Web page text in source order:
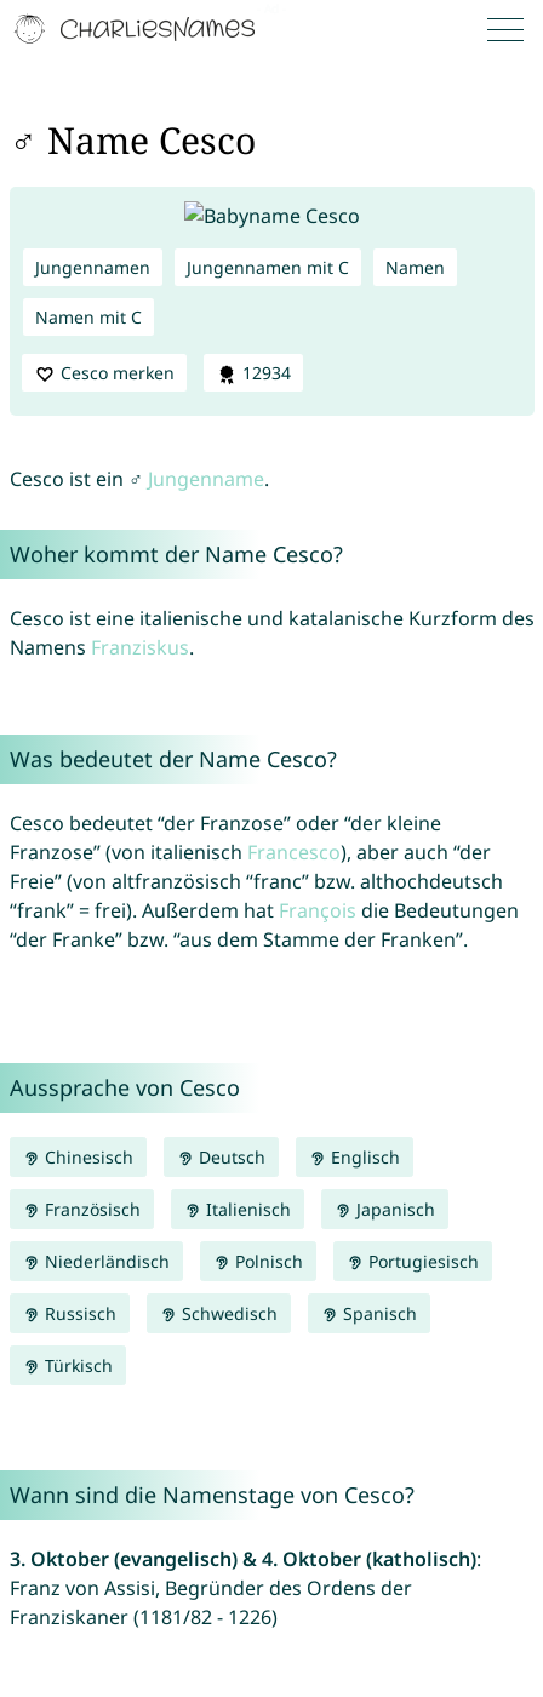
♂ Name Cesco
Jungennamen Jungennamen mit C Namen
Namen mit C
Cesco merken 12934
Cesco ist ein ♂ Jungenname.
Woher kommt der Name Cesco?
Cesco ist eine italienische und katalanische Kurzform des
Namens Franziskus.
Was bedeutet der Name Cesco?
Cesco bedeutet “der Franzose” oder “der kleine
Franzose” (von italienisch Francesco), aber auch “der
Freie” (von altfranzösisch “franc” bzw. althochdeutsch
“frank” = frei). Außerdem hat François die Bedeutungen
“der Franke” bzw. “aus dem Stamme der Franken”.
Aussprache von Cesco
Chinesisch Deutsch Englisch
Französisch Italienisch Japanisch
Niederländisch Polnisch Portugiesisch
Russisch Schwedisch Spanisch
Türkisch
Wann sind die Namenstage von Cesco?
3. Oktober (evangelisch) & 4. Oktober (katholisch):
Franz von Assisi, Begründer des Ordens der
Franziskaner (1181/82 - 1226)